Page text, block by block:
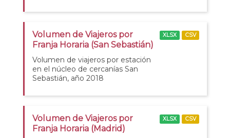
Volumen de Viajeros por
Franja Horaria (San Sebastián)
Volumen de viajeros por estación
en el núcleo de cercanías San
Sebastián, año 2018
XLSX CSV
Volumen de Viajeros por
Franja Horaria (Madrid)
XLSX CSV